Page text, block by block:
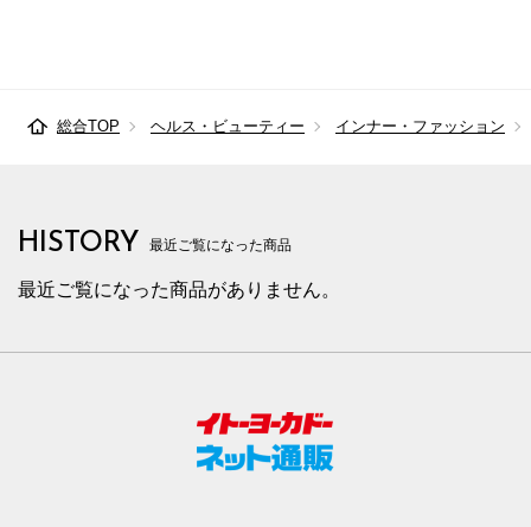
総合TOP ヘルス・ビューティー インナー・ファッション
HISTORY 最近ご覧になった商品
最近ご覧になった商品がありません。